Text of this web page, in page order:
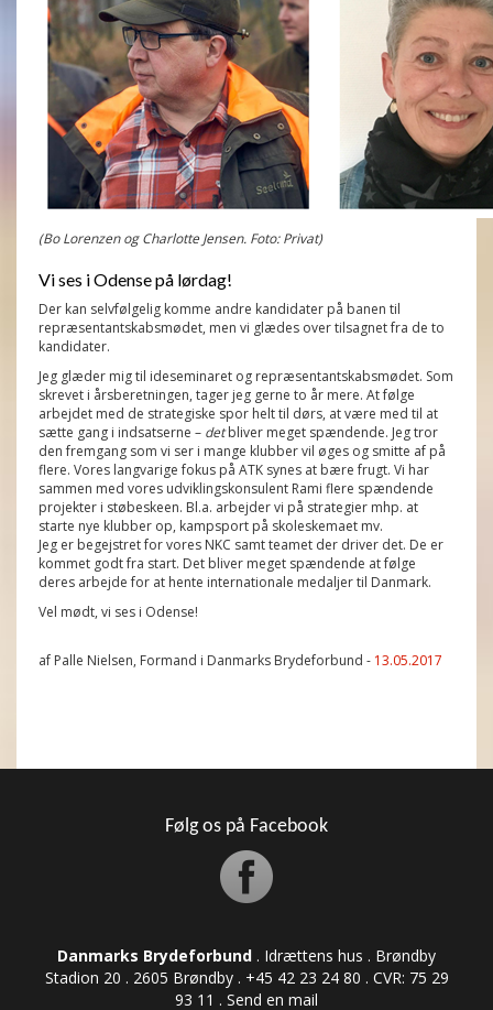
(Bo Lorenzen og Charlotte Jensen. Foto: Privat)
Vi ses i Odense på lørdag!
Der kan selvfølgelig komme andre kandidater på banen til
repræsentantskabsmødet, men vi glædes over tilsagnet fra de to
kandidater.
Jeg glæder mig til ideseminaret og repræsentantskabsmødet. Som
skrevet i årsberetningen, tager jeg gerne to år mere. At følge
arbejdet med de strategiske spor helt til dørs, at være med til at
sætte gang i indsatserne – detbliver meget spændende. Jeg tror
den fremgang som vi ser i mange klubber vil øges og smitte af på
flere. Vores langvarige fokus på ATK synes at bære frugt. Vi har
sammen med vores udviklingskonsulent Rami flere spændende
projekter i støbeskeen. Bl.a. arbejder vi på strategier mhp. at
starte nye klubber op, kampsport på skoleskemaet mv.
Jeg er begejstret for vores NKC samt teamet der driver det. De er
kommet godt fra start. Det bliver meget spændende at følge
deres arbejde for at hente internationale medaljer til Danmark.
Vel mødt, vi ses i Odense!
af Palle Nielsen, Formand i Danmarks Brydeforbund - 13.05.2017
Følg os på Facebook
Danmarks Brydeforbund . Idrættens hus . Brøndby
Stadion 20 . 2605 Brøndby . +45 42 23 24 80 . CVR: ​​​​​​75 29
93 11 . Send en mail